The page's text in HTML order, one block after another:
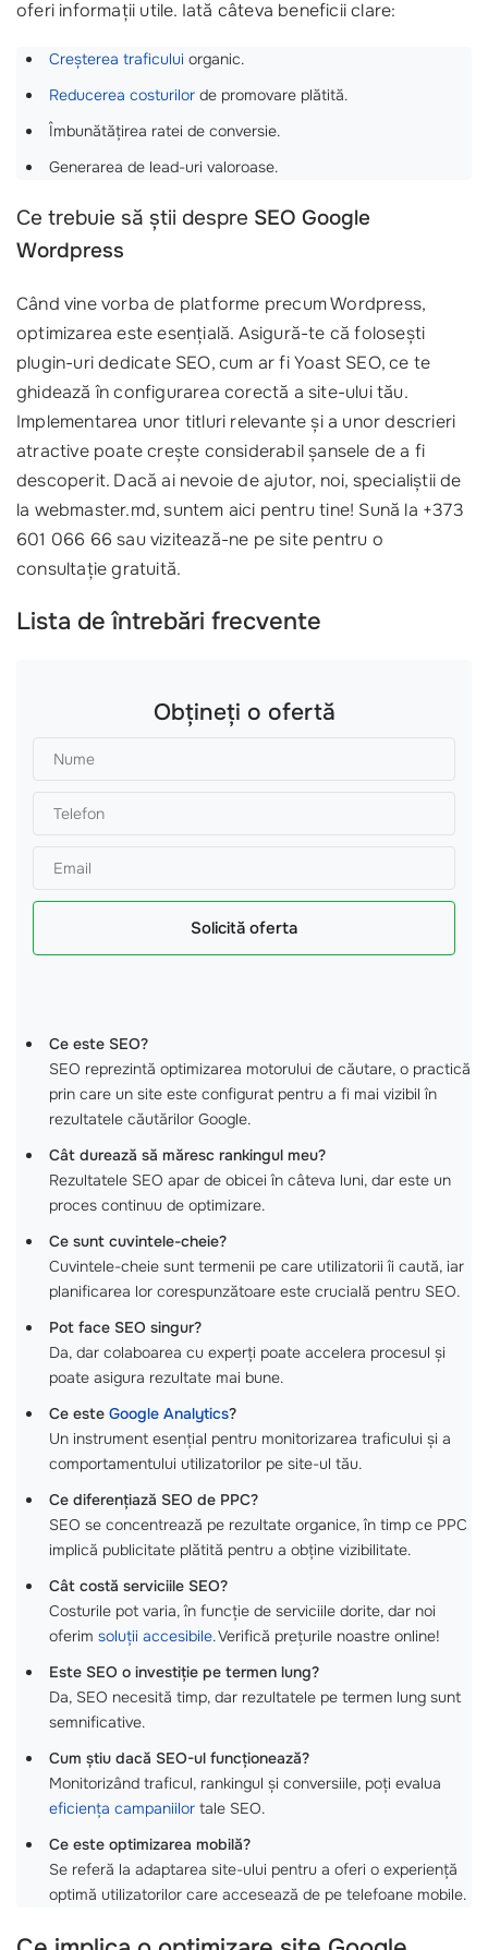
oferi informații utile. Iată câteva beneficii clare:
Creșterea traficului organic.
Reducerea costurilor de promovare plătită.
Îmbunătățirea ratei de conversie.
Generarea de lead-uri valoroase.
Ce trebuie să știi despre SEO Google
Wordpress
Când vine vorba de platforme precum Wordpress,
optimizarea este esențială. Asigură-te că folosești
plugin-uri dedicate SEO, cum ar fi Yoast SEO, ce te
ghidează în configurarea corectă a site-ului tău.
Implementarea unor titluri relevante și a unor descrieri
atractive poate crește considerabil șansele de a fi
descoperit. Dacă ai nevoie de ajutor, noi, specialiștii de
la webmaster.md, suntem aici pentru tine! Sună la +373
601 066 66 sau vizitează-ne pe site pentru o
consultație gratuită.
Lista de întrebări frecvente
Obțineți o ofertă
Solicită oferta
Ce este SEO?
SEO reprezintă optimizarea motorului de căutare, o practică
prin care un site este configurat pentru a fi mai vizibil în
rezultatele căutărilor Google.
Cât durează să măresc rankingul meu?
Rezultatele SEO apar de obicei în câteva luni, dar este un
proces continuu de optimizare.
Ce sunt cuvintele-cheie?
Cuvintele-cheie sunt termenii pe care utilizatorii îi caută, iar
planificarea lor corespunzătoare este crucială pentru SEO.
Pot face SEO singur?
Da, dar colaboarea cu experți poate accelera procesul și
poate asigura rezultate mai bune.
Ce este Google Analytics?
Un instrument esențial pentru monitorizarea traficului și a
comportamentului utilizatorilor pe site-ul tău.
Ce diferențiază SEO de PPC?
SEO se concentrează pe rezultate organice, în timp ce PPC
implică publicitate plătită pentru a obține vizibilitate.
Cât costă serviciile SEO?
Costurile pot varia, în funcție de serviciile dorite, dar noi
oferim soluții accesibile. Verifică prețurile noastre online!
Este SEO o investiție pe termen lung?
Da, SEO necesită timp, dar rezultatele pe termen lung sunt
semnificative.
Cum știu dacă SEO-ul funcționează?
Monitorizând traficul, rankingul și conversiile, poți evalua
eficiența campaniilor tale SEO.
Ce este optimizarea mobilă?
Se referă la adaptarea site-ului pentru a oferi o experiență
optimă utilizatorilor care accesează de pe telefoane mobile.